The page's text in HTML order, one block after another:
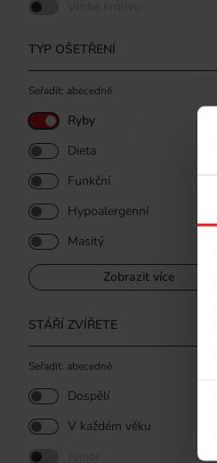
TYP OŠETŘENÍ
Seřadit: abecedně
Ryby
Dieta
Funkční
Hypoalergenní
Masitý
Zobrazit více
STÁŘÍ ZVÍŘETE
Seřadit: abecedně
Dospělí
V každém věku